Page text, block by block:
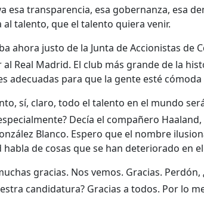
esa transparencia, esa gobernanza, esa
talento, que el talento quiera venir.
ahora justo de la Junta de Accionistas de
Real Madrid. El club más grande de la
adecuadas para que la gente esté
sí, claro, todo el talento en el mundo
Decía el compañero
Blanco. Espero que el nombre
habla de cosas que se han deteriorado en
gracias. Nos vemos. Gracias.
candidatura? Gracias a todos. Por lo